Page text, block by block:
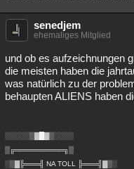
senedjem
ehemaliges Mitglied
und ob es aufzeichnungen
die meisten haben die
was natürlich zu der
behaupten ALIENS haben
░░░░░▒▓█▓▒░░░░
▒╔══════════╗▒
░▒▓╠═══╣ NA TOLL ╠═══╣▓▒░